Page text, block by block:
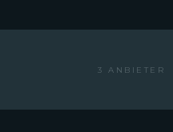
3 ANBIETER